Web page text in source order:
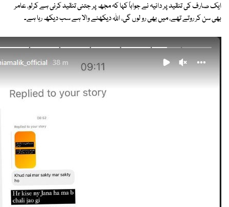
ایک صارف کی تنقید پر دانیہ نے جواباً کہا کہ مجھ پر جتنی تنقید کرنی ہے کرلو، عامر
بھی سن کر روتے تھے، میں بھی رو لوں گی، اللہ دیکھنے والا ہے سب دیکھ رہا ہے۔